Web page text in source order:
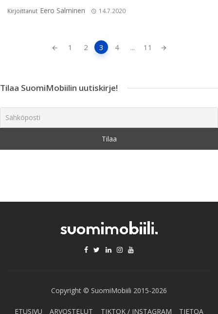
Kirjoittanut Eero Salminen 14.7.2020
Artikkeleiden
1 2 3 4 ... 11
Tilaa SuomiMobiilin uutiskirje!
Copyright © SuomiMobiili 2015-2026
ETUSIVU ARVOSTELUT TIKTOK / INSTAGRAM TIETOA